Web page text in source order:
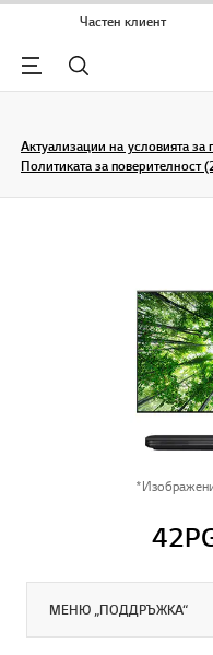
Частен клиент
Menu
Търсене
Актуализации на условията
Политиката за поверителност
МЕНЮ „ПОДДРЪЖКА“